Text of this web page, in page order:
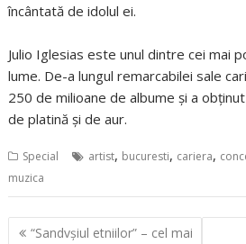
încântată de idolul ei.
Julio Iglesias este unul dintre cei mai
lume. De-a lungul remarcabilei sale
250 de milioane de albume şi a
de platină şi de aur.
Special artist, bucuresti, cariera,
muzica
Navigare
“Sandvşiul etniilor” – cel mai